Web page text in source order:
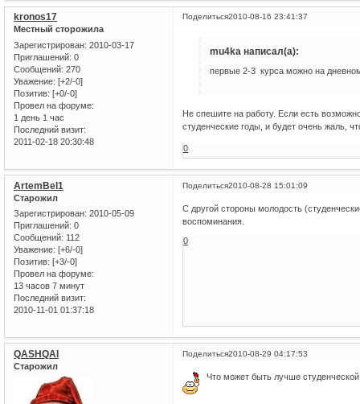
Поделиться2010-08-16 23:41:37
kronos17
Местный сторожила
Зарегистрирован: 2010-03-17
Приглашений: 0
Сообщений: 270
Уважение: [+2/-0]
Позитив: [+0/-0]
Провел на форуме:
1 день 1 час
Последний визит:
2011-02-18 20:30:48
mu4ka написал(а):
первые 2-3 курса можно на
Не спешите на работу. Если есть
студенческие годы, и будет очень жаль,
0
Поделиться2010-08-28 15:01:09
ArtemBel1
Старожил
Зарегистрирован: 2010-05-09
Приглашений: 0
Сообщений: 112
Уважение: [+6/-0]
Позитив: [+3/-0]
Провел на форуме:
13 часов 7 минут
Последний визит:
2010-11-01 01:37:18
С другой стороны молодость
воспоминания.
0
Поделиться2010-08-29 04:17:53
QASHQAI
Старожил
Что может быть лучше